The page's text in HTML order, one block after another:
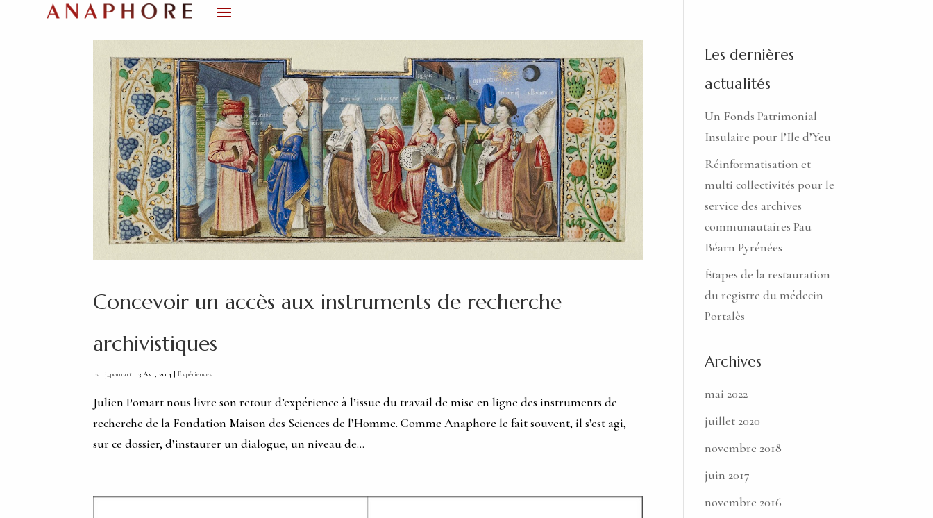
Concevoir un accès aux instruments de recherche
archivistiques
parj_pomart | 3 Avr, 2014 |Expériences
Julien Pomart nous livre son retour d’expérience à l’issue du travail de mise en ligne des instruments de
recherche de la Fondation Maison des Sciences de l’Homme. Comme Anaphore le fait souvent, il s’est agi,
sur ce dossier, d’instaurer un dialogue, un niveau de...
Les dernières
actualités
Un Fonds Patrimonial
Insulaire pour l’Ile d’Yeu
Réinformatisation et
multi collectivités pour le
service des archives
communautaires Pau
Béarn Pyrénées
Étapes de la restauration
du registre du médecin
Portalès
Archives
mai 2022
juillet 2020
novembre 2018
juin 2017
novembre 2016